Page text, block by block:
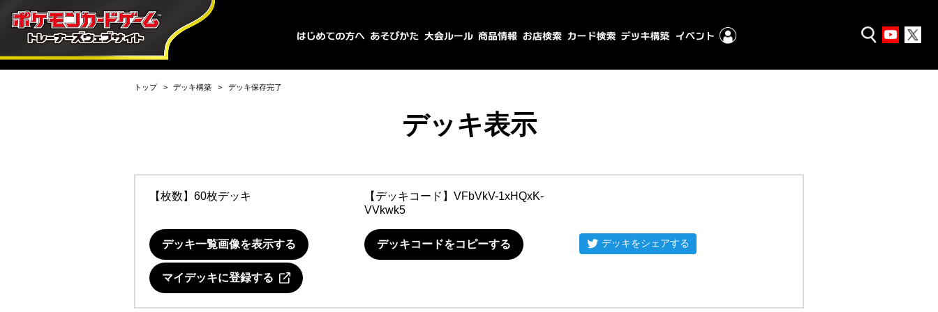
トップ デッキ構築 デッキ保存完了
デッキ表示
【枚数】60枚デッキ 【デッキコード】 VFbVkV-1xHQxK-
VVkwk5
デッキ一覧画像を表示する デッキコードをコピーする デッキをシェアする
マイデッキに登録する